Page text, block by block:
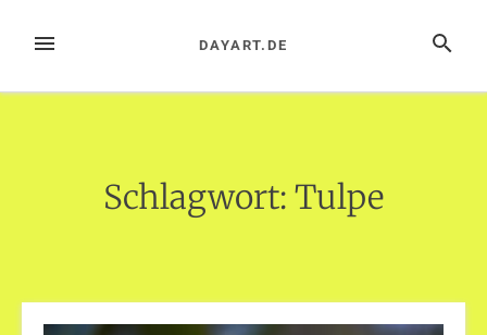
InhaltMENÜ SUCHE
DAYART.DE
Schlagwort: Tulpe